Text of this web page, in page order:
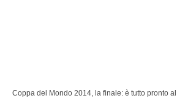
Coppa del Mondo 2014, la finale: è tutto pronto al